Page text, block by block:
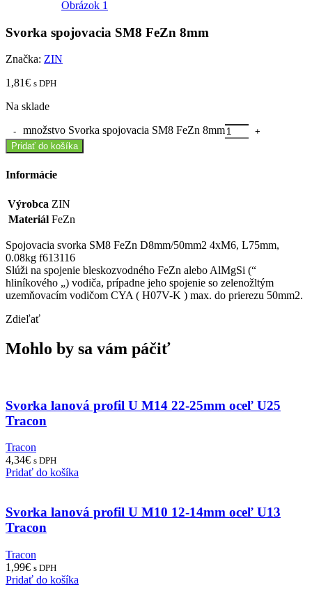
Svorka spojovacia SM8 FeZn 8mm
Značka: ZIN
1,81€ s DPH
Na sklade
množstvo Svorka spojovacia SM8 FeZn 8mm
Pridať do košíka
Informácie
Výrobca ZIN
Materiál FeZn
Spojovacia svorka SM8 FeZn D8mm/50mm2 4xM6, L75mm,
0.08kg f613116
Slúži na spojenie bleskozvodného FeZn alebo AlMgSi (“
hliníkového „) vodiča, prípadne jeho spojenie so zelenožltým
uzemňovacím vodičom CYA ( H07V-K ) max. do prierezu 50mm2.
Zdieľať
Mohlo by sa vám páčiť
Svorka lanová profil U M14 22-25mm oceľ U25
Tracon
Tracon
4,34€ s DPH
Pridať do košíka
Svorka lanová profil U M10 12-14mm oceľ U13
Tracon
Tracon
1,99€ s DPH
Pridať do košíka